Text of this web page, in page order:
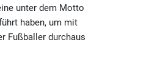
unter dem Motto
haben, um mit
Fußballer durchaus